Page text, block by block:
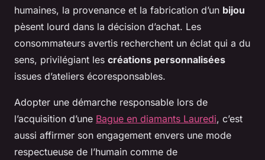
humaines, la provenance et la fabrication d’un bijou
pèsent lourd dans la décision d’achat. Les
consommateurs avertis recherchent un éclat qui a du
sens, privilégiant les créations personnalisées
issues d’ateliers écoresponsables.
Adopter une démarche responsable lors de
l’acquisition d’une Bague en diamants Lauredi, c’est
aussi affirmer son engagement envers une mode
respectueuse de l’humain comme de